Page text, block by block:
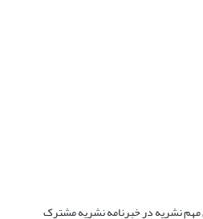
مهم نشریه در خبرنامه نشریه مشترک